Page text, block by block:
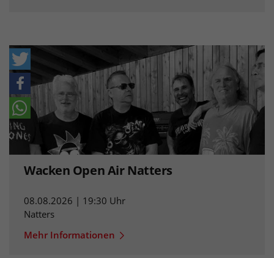
Wacken Open Air Natters
08.08.2026 | 19:30 Uhr
Natters
Mehr Informationen